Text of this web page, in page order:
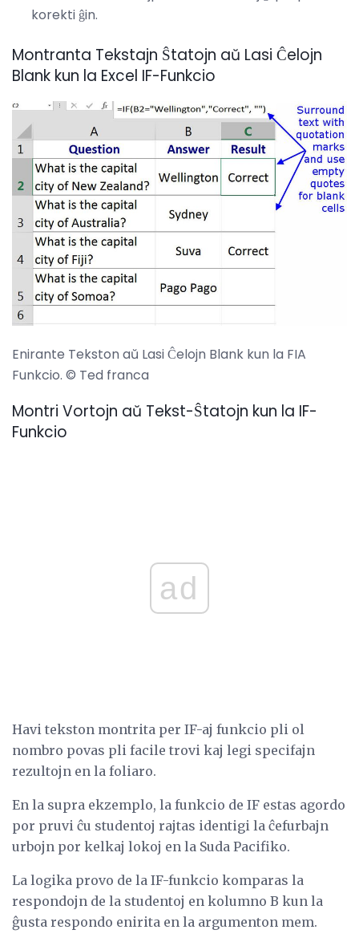
korekti ĝin.
Montranta Tekstajn Ŝtatojn aŭ Lasi Ĉelojn
Blank kun la Excel IF-Funkcio
Enirante Tekston aŭ Lasi Ĉelojn Blank kun la FIA
Funkcio. © Ted franca
Montri Vortojn aŭ Tekst-Ŝtatojn kun la IF-
Funkcio
ad
Havi tekston montrita per IF-aj funkcio pli ol
nombro povas pli facile trovi kaj legi specifajn
rezultojn en la foliaro.
En la supra ekzemplo, la funkcio de IF estas agordo
por pruvi ĉu studentoj rajtas identigi la ĉefurbajn
urbojn por kelkaj lokoj en la Suda Pacifiko.
La logika provo de la IF-funkcio komparas la
respondojn de la studentoj en kolumno B kun la
ĝusta respondo enirita en la argumenton mem.